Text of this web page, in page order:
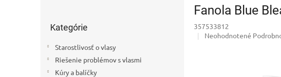
kategórie
Kategórie
Starostlivosť o vlasy
Riešenie problémov s vlasmi
Kúry a balíčky
Fanola Blue
357533812
Priemerné
Neohodnotené